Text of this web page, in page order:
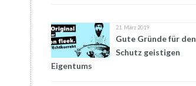
21. März 2019
Gute Gründe für den
Schutz geistigen
Eigentums